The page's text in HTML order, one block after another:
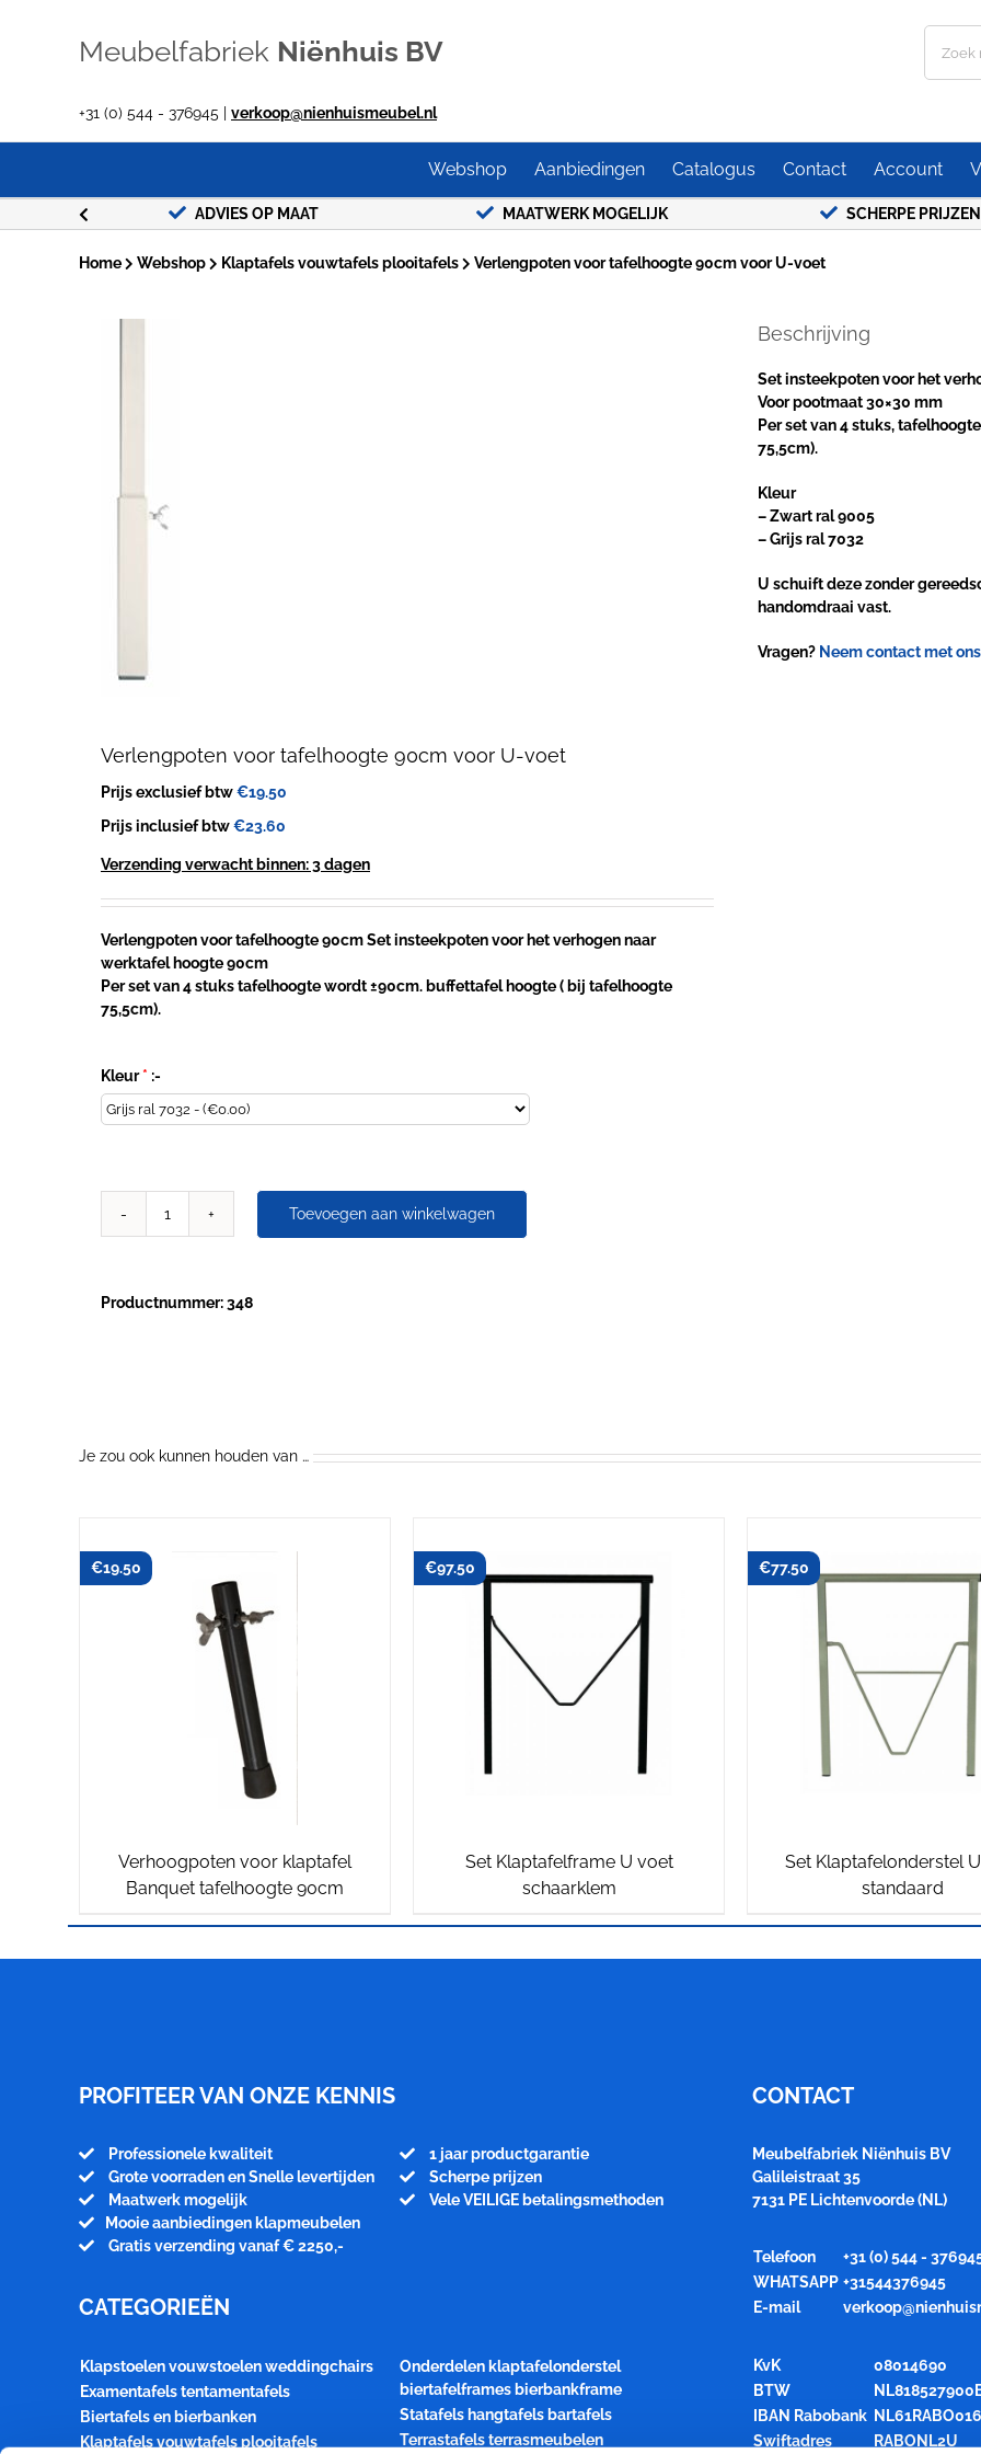
Meubelfabriek Niënhuis BV
naar:
+31 (0) 544 - 376945 | verkoop@nienhuismeubel.nl
Webshop Aanbiedingen Catalogus Contact Account
ADVIES OP MAAT MAATWERK MOGELIJK SCHERPE PRIJZEN
Home Webshop Klaptafels vouwtafels plooitafels Verlengpoten voor tafelhoogte 90cm voor U-voet
Verlengpoten voor tafelhoogte 90cm voor U-voet
Prijs exclusief btw€19.50
Prijs inclusief btw€23.60
Verzending verwacht binnen: 3 dagen
Verlengpoten voor tafelhoogte 90cm Set insteekpoten voor het verhogen naar
werktafel hoogte 90cm
Per set van 4 stuks tafelhoogte wordt ±90cm. buffettafel hoogte ( bij tafelhoogte
75,5cm).
Kleur* :-
Verlengpoten
Toevoegen aan winkelwagen
Productnummer: 348
Beschrijving
Set insteekpoten voor het
Voor pootmaat 30×30 mm
Per set van 4 stuks,
75,5cm).
Kleur
– Zwart ral 9005
– Grijs ral 7032
U schuift deze zonder
handomdraai vast.
Vragen? Neem contact met
Je zou ook kunnen houden van …
Verhoogpoten voor klaptafel
Banquet tafelhoogte 90cm
€19.50
Set Klaptafelframe U voet
schaarklem
€97.50
Set Klaptafelonderstel
standaard
€77.50
PROFITEER VAN ONZE KENNIS
Professionele kwaliteit
Grote voorraden en Snelle levertijden
Maatwerk mogelijk
Mooie aanbiedingen klapmeubelen
Gratis verzending vanaf € 2250,-
1 jaar productgarantie
Scherpe prijzen
Vele VEILIGE betalingsmethoden
CATEGORIEËN
Klapstoelen vouwstoelen weddingchairs
Examentafels tentamentafels
Biertafels en bierbanken
Klaptafels vouwtafels plooitafels
Onderdelen klaptafelonderstel
biertafelframes bierbankframe
Statafels hangtafels bartafels
Terrastafels terrasmeubelen
CONTACT
Meubelfabriek Niënhuis BV
Galileistraat 35
7131 PE Lichtenvoorde (NL)
Telefoon
+31 (0) 544 -
WHATSAPP +31544376945
E-mail
KvK
08014690
BTW
IBAN Rabobank
Swiftadres
RABONL2U